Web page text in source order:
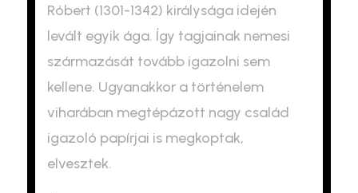
Róbert (1301-1342) királysága idején
levált egyik ága. Így tagjainak nemesi
származását tovább igazolni sem
kellene. Ugyanakkor a történelem
viharában megtépázott nagy család
igazoló papírjai is megkoptak,
elvesztek.